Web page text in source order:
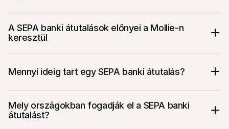
A SEPA banki átutalások előnyei a Mollie-n
keresztül
Mennyi ideig tart egy SEPA banki átutalás?
Mely országokban fogadják el a SEPA banki
átutalást?